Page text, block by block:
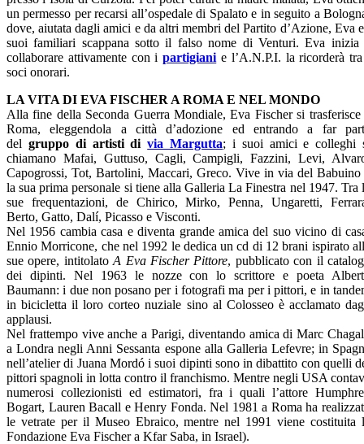
un permesso per recarsi all’ospedale di Spalato e in seguito a
dove, aiutata dagli amici e da altri membri del Partito d’Azione, Eva
suoi familiari scappana sotto il falso nome di Venturi. Eva inizia
collaborare attivamente con i partigiani e l’A.N.P.I. la ricorderà
soci onorari.
LA VITA DI EVA FISCHER A ROMA E NEL MONDO
Alla fine della Seconda Guerra Mondiale, Eva Fischer si trasferisce
Roma, eleggendola a città d’adozione ed entrando a far
del gruppo di artisti divia Margutta; i suoi amici e colleghi
chiamano Mafai, Guttuso, Cagli, Campigli, Fazzini, Levi,
Capogrossi, Tot, Bartolini, Maccari, Greco. Vive in via del Babuino
la sua prima personale si tiene alla Galleria La Finestra nel 1947. Tra
sue frequentazioni, de Chirico, Mirko, Penna, Ungaretti,
Berto, Gatto, Dalí, Picasso e Visconti.
Nel 1956 cambia casa e diventa grande amica del suo vicino di
Ennio Morricone, che nel 1992 le dedica un cd di 12 brani ispirato
sue opere, intitolatoA Eva Fischer Pittore, pubblicato con il
dei dipinti. Nel 1963 le nozze con lo scrittore e poeta
Baumann: i due non posano per i fotografi ma per i pittori, e in
in bicicletta il loro corteo nuziale sino al Colosseo è acclamato
applausi.
Nel frattempo vive anche a Parigi, diventando amica di Marc
a Londra negli Anni Sessanta espone alla Galleria Lefevre; in
nell’atelier di Juana Mordó i suoi dipinti sono in dibattito con quelli
pittori spagnoli in lotta contro il franchismo. Mentre negli USA
numerosi collezionisti ed estimatori, fra i quali l’attore
Bogart, Lauren Bacall e Henry Fonda. Nel 1981 a Roma ha
le vetrate per il Museo Ebraico, mentre nel 1991 viene costituita
Fondazione Eva Fischer a Kfar Saba, in Israel).